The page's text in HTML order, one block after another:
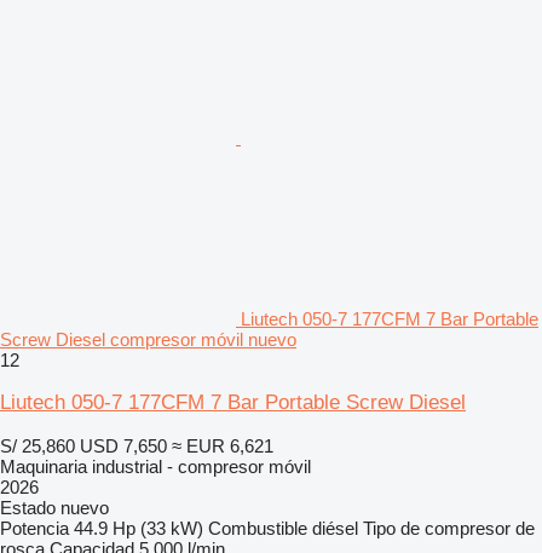
Liutech 050-7 177CFM 7 Bar Portable
Screw Diesel compresor móvil nuevo
12
Liutech 050-7 177CFM 7 Bar Portable Screw Diesel
S/ 25,860 USD 7,650 ≈ EUR 6,621
Maquinaria industrial - compresor móvil
2026
Estado nuevo
Potencia 44.9 Hp (33 kW) Combustible diésel Tipo de compresor de
rosca Capacidad 5,000 l/min